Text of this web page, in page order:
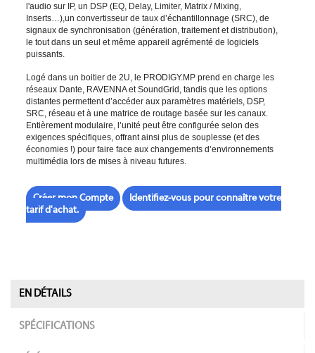
l'audio sur IP, un DSP (EQ, Delay, Limiter, Matrix / Mixing,
Inserts…),un convertisseur de taux d’échantillonnage (SRC), de
signaux de synchronisation (génération, traitement et distribution),
le tout dans un seul et même appareil agrémenté de logiciels
puissants.
Logé dans un boitier de 2U, le PRODIGY.MP prend en charge les
réseaux Dante, RAVENNA et SoundGrid, tandis que les options
distantes permettent d’accéder aux paramètres matériels, DSP,
SRC, réseau et à une matrice de routage basée sur les canaux.
Entièrement modulaire, l’unité peut être configurée selon des
exigences spécifiques, offrant ainsi plus de souplesse (et des
économies !) pour faire face aux changements d’environnements
multimédia lors de mises à niveau futures.
Créer mon Compte
Identifiez-vous pour connaître votre
tarif d'achat.
EN DÉTAILS
SPÉCIFICATIONS